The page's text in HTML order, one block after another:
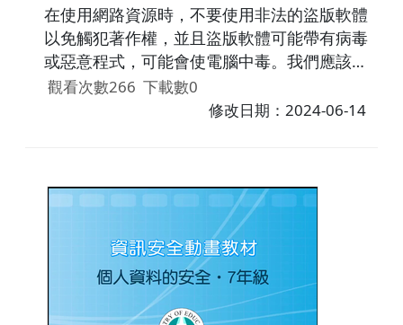
在使用網路資源時，不要使用非法的盜版軟體
以免觸犯著作權，並且盜版軟體可能帶有病毒
或惡意程式，可能會使電腦中毒。我們應該經
由正當管道獲得商業軟體、免費軟體或是共享
觀看次數266 下載數0
修改日期：2024-06-14